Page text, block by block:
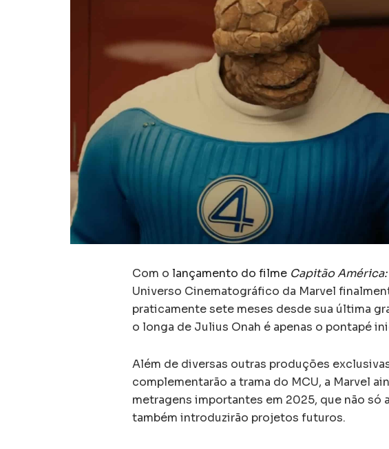
Com o lançamento do filme Capitão
Universo Cinematográfico da Marvel
praticamente sete meses desde sua última
o longa de Julius Onah é apenas o pontapé
Além de diversas outras produções
complementarão a trama do MCU, a Marvel
metragens importantes em 2025, que não só
também introduzirão projetos futuros.